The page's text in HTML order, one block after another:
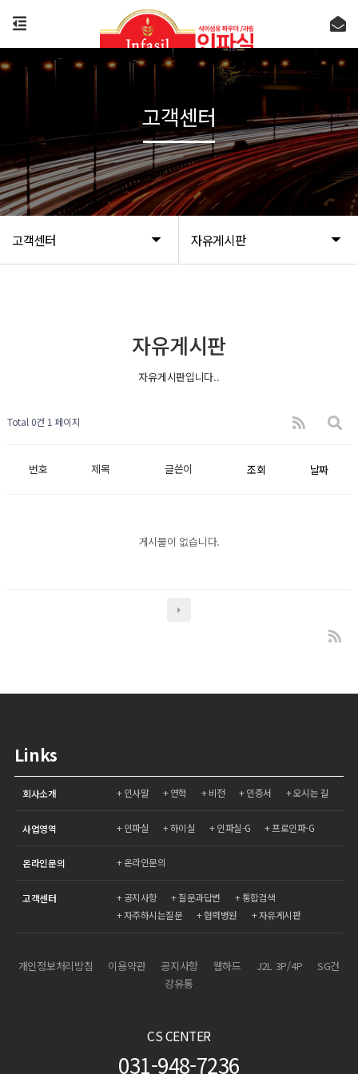
고객센터 자유게시판
고객센터
자유게시판
자유게시판입니다..
Total 0건 1 페이지
번호 제목 글쓴이 조회 날짜
게시물이 없습니다.
Links
회사소개 인사말 연혁 비전 인증서 오시는 길
사업영역 인파실 하이실 인파실-G 프로인파-G
온라인문의 온라인문의
고객센터 공지사항 질문과답변
통합검색
자주하시는질문
협력병원 자유게시판
개인정보처리방침 이용약관 공지사항 웹하드 J2L 3P/4P
SG건
강유통
CS CENTER
031-948-7236